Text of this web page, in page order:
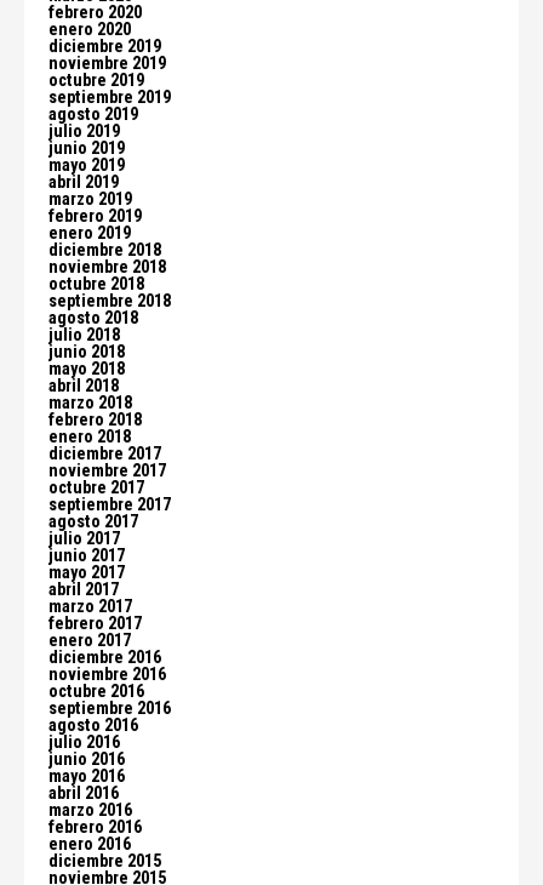
febrero 2020
enero 2020
diciembre 2019
noviembre 2019
octubre 2019
septiembre 2019
agosto 2019
julio 2019
junio 2019
mayo 2019
abril 2019
marzo 2019
febrero 2019
enero 2019
diciembre 2018
noviembre 2018
octubre 2018
septiembre 2018
agosto 2018
julio 2018
junio 2018
mayo 2018
abril 2018
marzo 2018
febrero 2018
enero 2018
diciembre 2017
noviembre 2017
octubre 2017
septiembre 2017
agosto 2017
julio 2017
junio 2017
mayo 2017
abril 2017
marzo 2017
febrero 2017
enero 2017
diciembre 2016
noviembre 2016
octubre 2016
septiembre 2016
agosto 2016
julio 2016
junio 2016
mayo 2016
abril 2016
marzo 2016
febrero 2016
enero 2016
diciembre 2015
noviembre 2015